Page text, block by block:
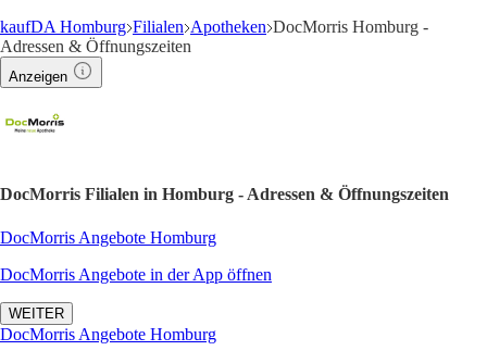
kaufDA Homburg Filialen Apotheken DocMorris Homburg -
Adressen & Öffnungszeiten
Anzeigen
DocMorris Filialen in Homburg - Adressen & Öffnungszeiten
DocMorris Angebote Homburg
DocMorris Angebote in der App öffnen
WEITER
DocMorris Angebote Homburg